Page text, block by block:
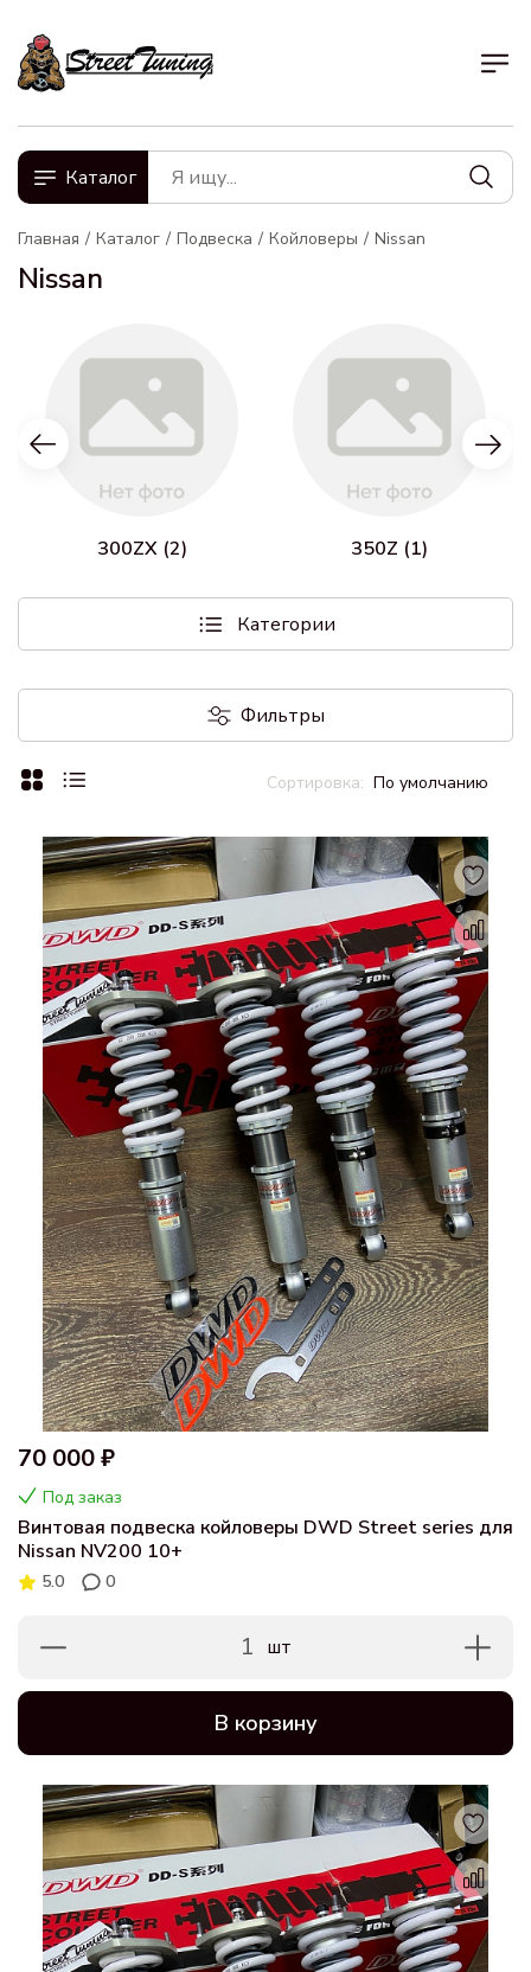
Каталог
Главная Каталог Подвеска Койловеры Nissan
Nissan
300ZX (2) 350Z (1)
Категории
Фильтры
По умолчанию
70 000 ₽
Под заказ
Винтовая подвеска койловеры DWD Street series для
Nissan NV200 10+
5.0 0
1 шт
В корзину